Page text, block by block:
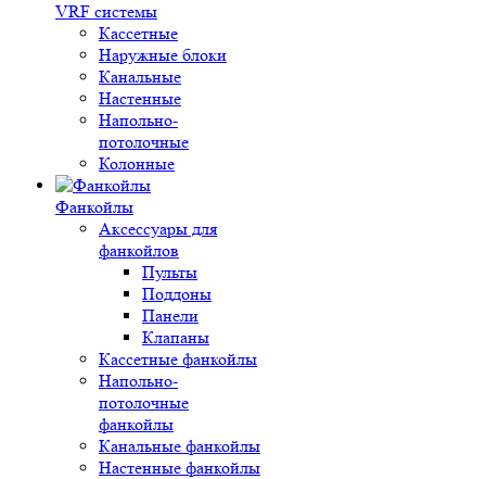
VRF системы
Кассетные
Наружные блоки
Канальные
Настенные
Напольно-
потолочные
Колонные
Фанкойлы
Аксессуары для
фанкойлов
Пульты
Поддоны
Панели
Клапаны
Кассетные фанкойлы
Напольно-
потолочные
фанкойлы
Канальные фанкойлы
Настенные фанкойлы